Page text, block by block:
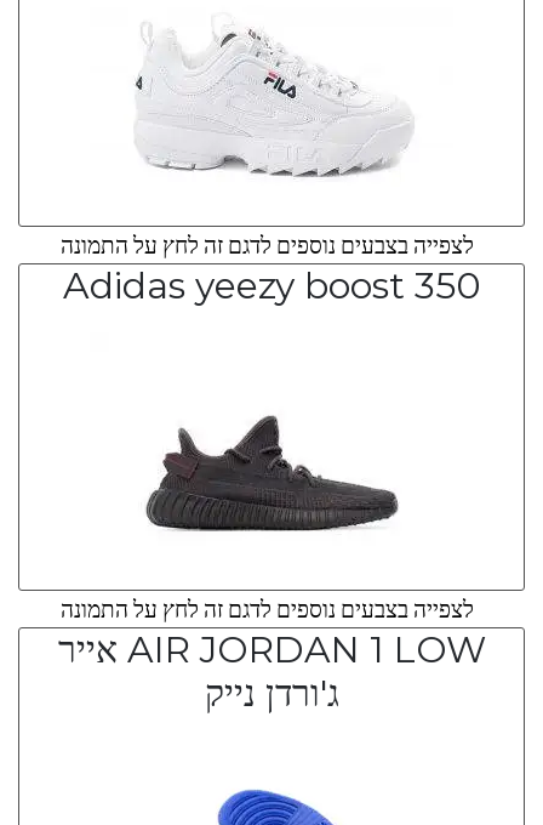
לצפייה בצבעים נוספים לדגם זה לחץ על התמונה
Adidas yeezy boost 350
לצפייה בצבעים נוספים לדגם זה לחץ על התמונה
AIR JORDAN 1 LOW אייר
ג'ורדן נייק